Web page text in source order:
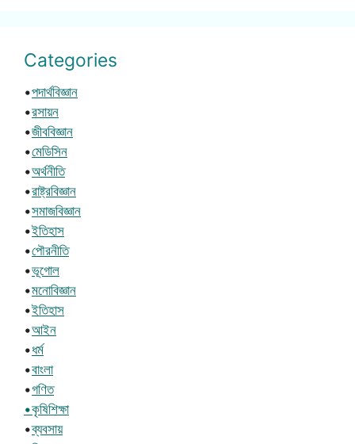
Categories
•পদার্থবিজ্ঞান
•রসায়ন
•জীববিজ্ঞান
•মেডিসিন
•অর্থনীতি
•রাষ্ট্রবিজ্ঞান
•সমাজবিজ্ঞান
•ইতিহাস
•পৌরনীতি
•ভূগোল
•মনোবিজ্ঞান
•ইতিহাস
•আইন
•ধর্ম
•বাংলা
•গণিত
•কৃষিশিক্ষা
•ব্যবসায়